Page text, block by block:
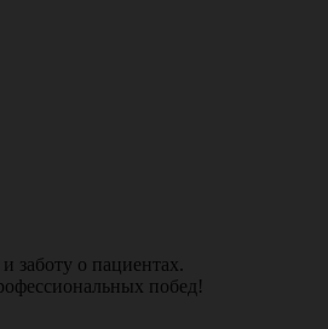
заботу о пациентах.
побед!